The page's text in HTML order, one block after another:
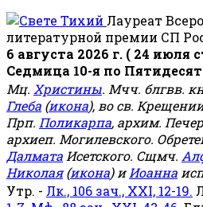
Лауреат
литературной премии СП
6 августа 2026 г. ( 24 июля
Седмица 10-я по
Мц. Христины. Мчч. блгвв.
Глеба (икона), во св.
Прп. Поликарпа, архим.
архиеп. Могилевского.
Далмата Исетского. Сщмч.
Николая(икона) иИоанна
Утр. - Лк., 106 зач., XXI, 12-19.